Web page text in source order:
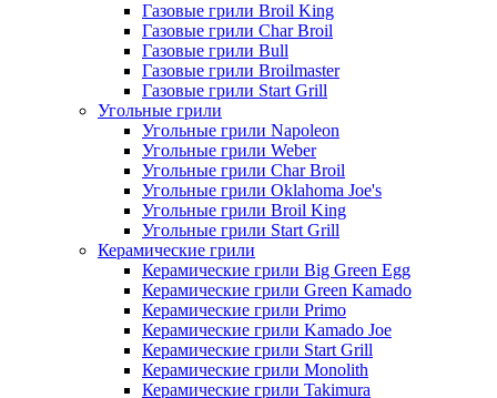
Газовые грили Broil King
Газовые грили Char Broil
Газовые грили Bull
Газовые грили Broilmaster
Газовые грили Start Grill
Угольные грили
Угольные грили Napoleon
Угольные грили Weber
Угольные грили Char Broil
Угольные грили Oklahoma Joe's
Угольные грили Broil King
Угольные грили Start Grill
Керамические грили
Керамические грили Big Green Egg
Керамические грили Green Kamado
Керамические грили Primo
Керамические грили Kamado Joe
Керамические грили Start Grill
Керамические грили Monolith
Керамические грили Takimura